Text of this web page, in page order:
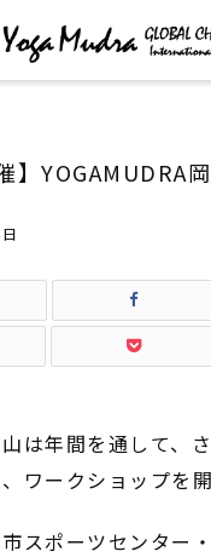
】YOGAMUDRA
は年間を通して、
ワークショップを開
スポーツセンター